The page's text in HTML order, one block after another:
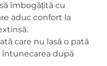
îmbogățită cu
aduc confort la
care nu lasă o pată
după